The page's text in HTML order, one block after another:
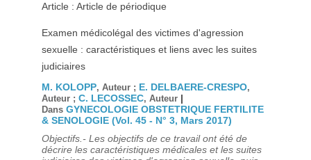
Article : Article de périodique
Examen médicolégal des victimes d'agression
sexuelle : caractéristiques et liens avec les suites
judiciaires
M. KOLOPP, Auteur ; E. DELBAERE-CRESPO,
Auteur ; C. LECOSSEC, Auteur |
Dans GYNECOLOGIE OBSTETRIQUE FERTILITE
& SENOLOGIE (Vol. 45 - N° 3, Mars 2017)
Objectifs.- Les objectifs de ce travail ont été de
décrire les caractéristiques médicales et les suites